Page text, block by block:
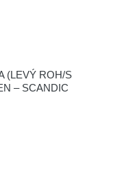
(LEVÝ ROH/S
– SCANDIC